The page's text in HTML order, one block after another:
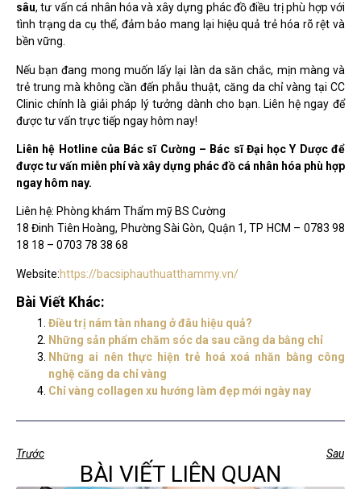
sâu, tư vấn cá nhân hóa và xây dựng phác đồ điều trị phù hợp với
tình trạng da cụ thể, đảm bảo mang lại hiệu quả trẻ hóa rõ rệt và
bền vững.
Nếu bạn đang mong muốn lấy lại làn da săn chắc, mịn màng và
trẻ trung mà không cần đến phẫu thuật, căng da chỉ vàng tại CC
Clinic chính là giải pháp lý tưởng dành cho bạn. Liên hệ ngay để
được tư vấn trực tiếp ngay hôm nay!
Liên hệ Hotline của Bác sĩ Cường – Bác sĩ Đại học Y Dược để
được tư vấn miễn phí và xây dựng phác đồ cá nhân hóa phù hợp
ngay hôm nay.
Liên hệ: Phòng khám Thẩm mỹ BS Cường
18 Đinh Tiên Hoàng, Phường Sài Gòn, Quận 1, TP HCM – 0783 98
18 18 – 0703 78 38 68
Website:https://bacsiphauthuatthammy.vn/
Bài Viết Khác:
Điều trị nám tàn nhang ở đâu hiệu quả?
Những sản phẩm chăm sóc da sau căng da bằng chỉ
Những ai nên thực hiện trẻ hoá xoá nhăn bằng công
nghệ căng da chỉ vàng
Chỉ vàng collagen xu hướng làm đẹp mới ngày nay
Trước Sau
BÀI VIẾT LIÊN QUAN